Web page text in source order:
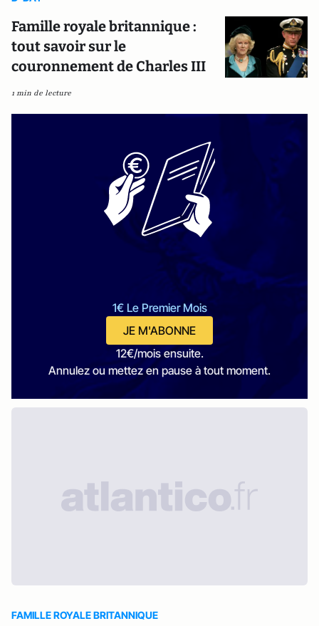
Famille royale britannique :
tout savoir sur le
couronnement de Charles III
1 min de lecture
1€ Le Premier Mois
JE M'ABONNE
12€/mois ensuite.
Annulez ou mettez en pause à tout moment.
FAMILLE ROYALE BRITANNIQUE